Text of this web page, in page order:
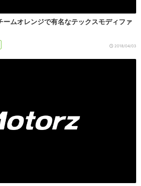
ームオレンジで有名なテックスモディファ
2018/04/03